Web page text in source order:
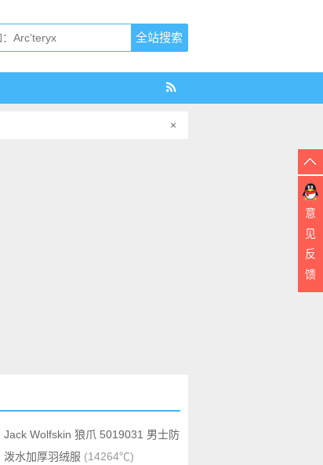
×
Jack Wolfskin 狼爪 5019031 男士防
泼水加厚羽绒服 (14264℃)
意
见
反
馈